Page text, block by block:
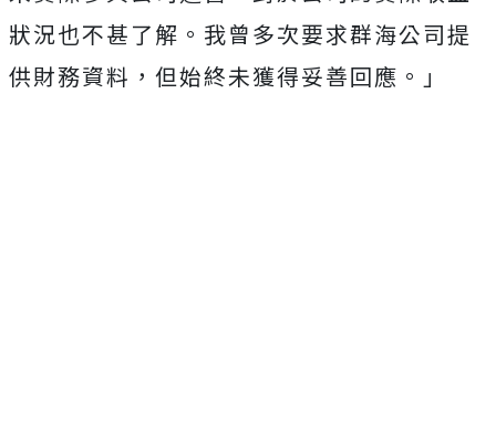
狀況也不甚了解。我曾多次要求群海公司提
供財務資料，但始終未獲得妥善回應。」